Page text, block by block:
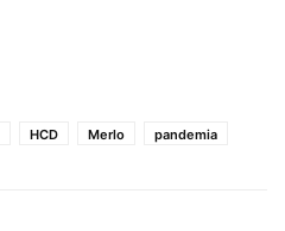
HCD Merlo pandemia